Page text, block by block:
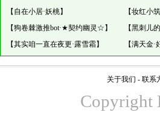
【 自在小居·妖桃】 【妆红小
【狗卷棘激推bot·★契约幽灵☆ 】 【黑刺儿
【其实咱一直在夜更·露雪霜】 【满天金·
关于我们 - 联系
Copyright